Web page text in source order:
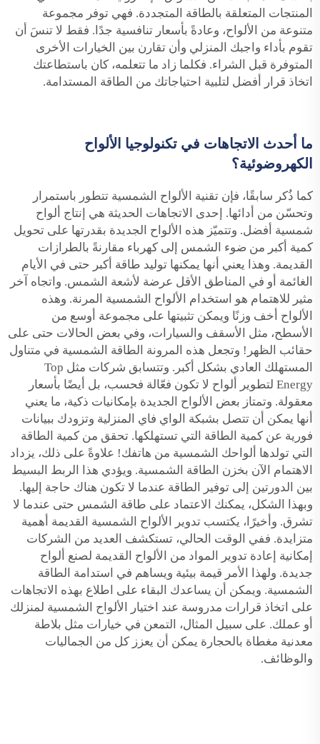
المنتجات المتعلقة بالطاقة المتجددة. فهي توفر مجموعة
متنوعة من الألواح، وعادةً بأسعار تنافسية جدًا. فقط لا تنسَ أن
تقوم بأداء واجبك المنزلي وأن تقارن بين الخيارات الأخرى
المتوفرة قبل الشراء. فكلما زاد ما تتعلمه، كان باستطاعتك
اتخاذ قرار أفضل لتلبية احتياجاتك من الطاقة المستدامة.
ما أحدث الاتجاهات في تكنولوجيا الألواح
الكهروضوئية؟
كما ذُكر سابقًا، فإن تقنية الألواح الشمسية تتطور باستمرار
وتحسّن من أدائها. إحدى الاتجاهات الحديثة هي إنتاج ألواح
شمسية أفضل. وتتميّز هذه الألواح الجديدة بقدرتها على تحويل
كمية أكبر من ضوء الشمس إلى كهرباء مقارنةً بالطرازات
القديمة. وهذا يعني أنها يمكنها توليد طاقة أكبر حتى في الأيام
الغائمة أو في المناطق الأقل عرضة لأشعة الشمس. واتجاه آخر
مثير للاهتمام هو استخدام الألواح الشمسية المرنة. وهذه
الألواح أخف وزنًا ويمكن تثبيتها على مجموعة أوسع من
الأسطح، مثل الأسقف والسيارات، وفي بعض الحالات حتى على
حقائب الظهر! وتجعل هذه المرونة الطاقة الشمسية في متناول
المستهلك العادي بشكل أكبر. وتتسابق شركات مثل Top
Energy لتطوير ألواح لا تكون فعّالة فحسب، بل أيضًا بأسعار
معقولة. وتمتاز بعض الألواح الجديدة بإمكانيات ذكية، ما يعني
أنها يمكن أن تتصل بشبكة الواي فاي المنزلية وتزودك ببيانات
فورية عن كمية الطاقة التي تستهلكها. تحقق من كمية الطاقة
التي تولدها ألواحك الشمسية من هاتفك! علاوةً على ذلك، يزداد
الاهتمام الآن بخزن الطاقة الشمسية. ويؤدي هذا الربط البسيط
بين الدورتين إلى توفير الطاقة عندما لا تكون هناك حاجة إليها.
وبهذا الشكل، يمكنك الاعتماد على طاقة الشمس حتى عندما لا
تشرق. وأخيرًا، يكتسب تدوير الألواح الشمسية القديمة أهمية
متزايدة. ففي الوقت الحالي، تستكشف العديد من الشركات
إمكانية إعادة تدوير المواد من الألواح القديمة لصنع ألواح
جديدة. ولهذا الأمر قيمة بيئية ويساهم في استدامة الطاقة
الشمسية. ويمكن أن يساعدك البقاء على اطلاع بهذه الاتجاهات
على اتخاذ قرارات مدروسة عند اختيار الألواح الشمسية لمنزلك
أو عملك. على سبيل المثال، التمعن في خيارات مثل بلاطة
معدنية مغطاة بالحجارة يمكن أن يعزز كل من الجماليات
والوظائف.